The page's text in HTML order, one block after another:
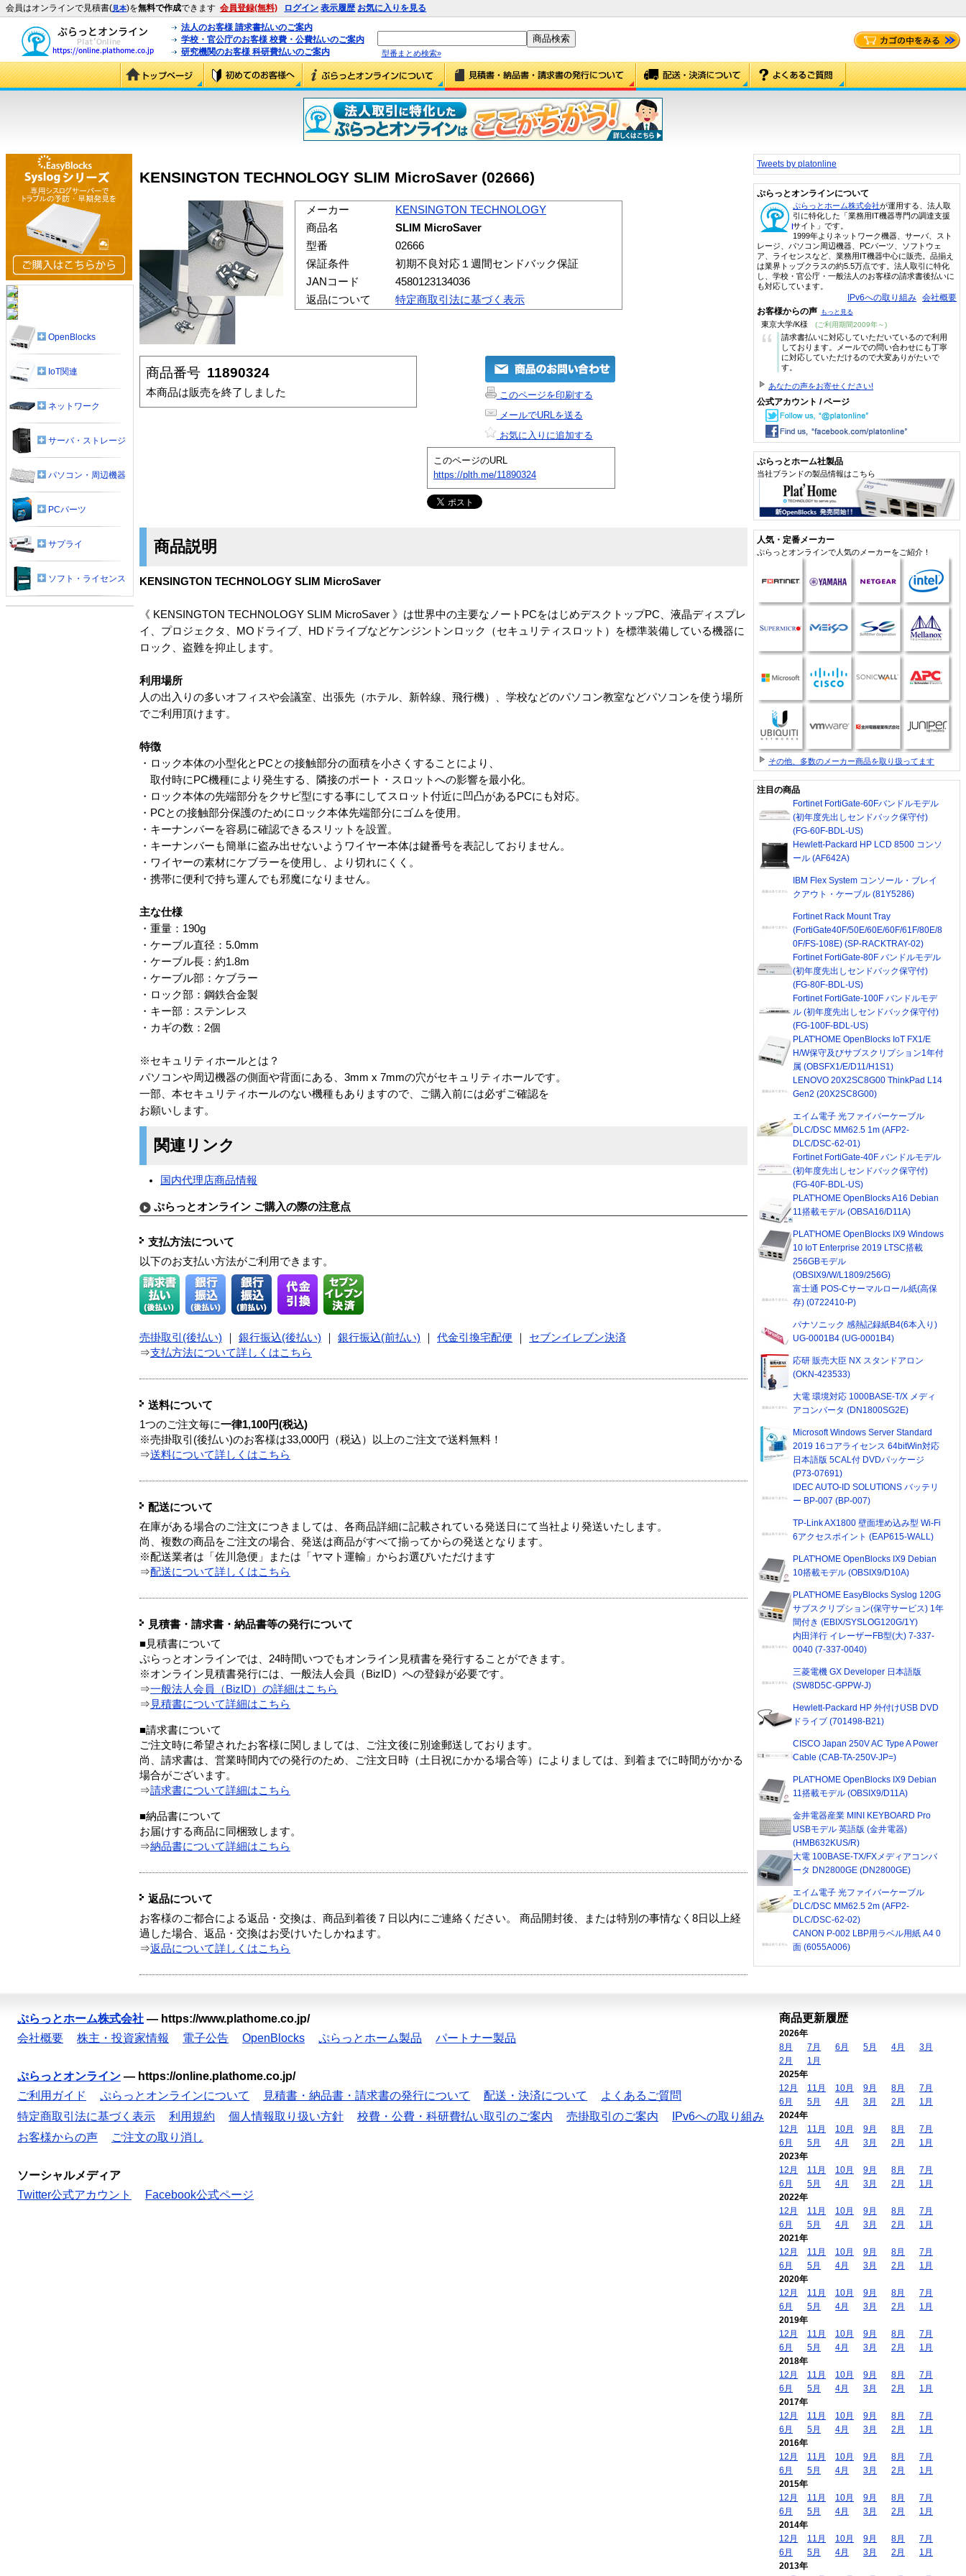
会員はオンラインで見積書(見本)を無料で作成できます 会員登録(無料) ログイン 表示履歴 お気に入りを見る
法人のお客様 請求書払いのご案内
学校・官公庁のお客様 校費・公費払いのご案内
研究機関のお客様 科研費払いのご案内
型番まとめ検索»
KENSINGTON TECHNOLOGY SLIM MicroSaver (02666)
メーカー
KENSINGTON TECHNOLOGY
商品名
SLIM MicroSaver
型番
02666
保証条件
初期不良対応１週間センドバック保証
JANコード
4580123134036
返品について
特定商取引法に基づく表示
商品番号 11890324
本商品は販売を終了しました
このページを印刷する
メールでURLを送る
お気に入りに追加する
このページのURL
https://plth.me/11890324
商品説明
KENSINGTON TECHNOLOGY SLIM MicroSaver
《 KENSINGTON TECHNOLOGY SLIM MicroSaver 》は世界中の主要なノートPCをはじめデスクトップPC、液晶ディスプレ
イ、プロジェクタ、MOドライブ、HDドライブなどケンジントンロック（セキュリティスロット）を標準装備している機器に
ロック、盗難を抑止します。
利用場所
人の出入りの多いオフィスや会議室、出張先（ホテル、新幹線、飛行機）、学校などのパソコン教室などパソコンを使う場所
でご利用頂けます。
特徴
・ロック本体の小型化とPCとの接触部分の面積を小さくすることにより、
取付時にPC機種により発生する、隣接のポート・スロットへの影響を最小化。
・ロック本体の先端部分をクサビ型にする事にしてスロット付近に凹凸があるPCにも対応。
・PCとの接触部分保護のためにロック本体先端部分にゴムを使用。
・キーナンバーを容易に確認できるスリットを設置。
・キーナンバーも簡単に盗み出せないようワイヤー本体は鍵番号を表記しておりません。
・ワイヤーの素材にケブラーを使用し、より切れにくく。
・携帯に便利で持ち運んでも邪魔になりません。
主な仕様
・重量：190g
・ケーブル直径：5.0mm
・ケーブル長：約1.8m
・ケーブル部：ケブラー
・ロック部：鋼鉄合金製
・キー部：ステンレス
・カギの数：2個
※セキュリティホールとは？
パソコンや周辺機器の側面や背面にある、3mm x 7mmの穴がセキュリティホールです。
一部、本セキュリティホールのない機種もありますので、ご購入前には必ずご確認を
お願いします。
関連リンク
国内代理店商品情報
ぷらっとオンライン ご購入の際の注意点
支払方法について
以下のお支払い方法がご利用できます。
売掛取引(後払い) 銀行振込(後払い) 銀行振込(前払い) 代金引換宅配便
セブンイレブン決済
⇒支払方法について詳しくはこちら
送料について
1つのご注文毎に一律1,100円(税込)
※売掛取引(後払い)のお客様は33,000円（税込）以上のご注文で送料無料！
⇒送料について詳しくはこちら
配送について
在庫がある場合のご注文につきましては、各商品詳細に記載されている発送日にて当社より発送いたします。
尚、複数の商品をご注文の場合、発送は商品がすべて揃ってからの発送となります。
※配送業者は「佐川急便」または「ヤマト運輸」からお選びいただけます
⇒配送について詳しくはこちら
見積書・請求書・納品書等の発行について
■見積書について
ぷらっとオンラインでは、24時間いつでもオンライン見積書を発行することができます。
※オンライン見積書発行には、一般法人会員（BizID）への登録が必要です。
⇒一般法人会員（BizID）の詳細はこちら
⇒ 見積書について詳細はこちら
■請求書について
ご注文時に希望されたお客様に関しましては、ご注文後に別途郵送しております。
尚、請求書は、営業時間内での発行のため、ご注文日時（土日祝にかかる場合等）によりましては、到着までに時間がかかる
場合がございます。
⇒請求書について詳細はこちら
■納品書について
お届けする商品に同梱致します。
⇒納品書について詳細はこちら
返品について
お客様のご都合による返品・交換は、商品到着後７日以内にご連絡ください。 商品開封後、または特別の事情なく8日以上経
過した場合、返品・交換はお受けいたしかねます。
⇒返品について詳しくはこちら
OpenBlocks
IoT関連
ネットワーク
サーバ・ストレージ
パソコン・周辺機器
PCパーツ
サプライ
ソフト・ライセンス
Tweets by platonline
ぷらっとオンラインについて
ぷらっとホーム株式会社が運用する、法人取
引に特化した「業務用IT機器専門の調達支援
サイト」です。
1999年よりネットワーク機器、サーバ、スト
レージ、パソコン周辺機器、PCパーツ、ソフトウェ
ア、ライセンスなど、業務用IT機器中心に販売。品揃え
は業界トップクラスの約5.5万点です。法人取引に特化
し、学校・官公庁・一般法人のお客様の請求書後払いに
も対応しています。
IPv6への取り組み 会社概要
お客様からの声 もっと見る
東京大学/K様 (ご利用期間2009年～)
“
請求書払いに対応していただいているので利用
しております。メールでの問い合わせにも丁寧
に対応していただけるので大変ありがたいで
す。
あなたの声をお寄せください!
公式アカウント / ページ
ぷらっとホーム社製品
当社ブランドの製品情報はこちら
人気・定番メーカー
ぷらっとオンラインで人気のメーカーをご紹介！
その他、多数のメーカー商品を取り扱ってます
注目の商品
Fortinet FortiGate-60Fバンドルモデル
(初年度先出しセンドバック保守付)
(FG-60F-BDL-US)
Hewlett-Packard HP LCD 8500 コンソ
ール (AF642A)
IBM Flex System コンソール・ブレイ
クアウト・ケーブル (81Y5286)
Fortinet Rack Mount Tray
(FortiGate40F/50E/60E/60F/61F/80E/8
0F/FS-108E) (SP-RACKTRAY-02)
Fortinet FortiGate-80F バンドルモデル
(初年度先出しセンドバック保守付)
(FG-80F-BDL-US)
Fortinet FortiGate-100F バンドルモデ
ル (初年度先出しセンドバック保守付)
(FG-100F-BDL-US)
PLAT'HOME OpenBlocks IoT FX1/E
H/W保守及びサブスクリプション1年付
属 (OBSFX1/E/D11/H1S1)
LENOVO 20X2SC8G00 ThinkPad L14
Gen2 (20X2SC8G00)
エイム電子 光ファイバーケーブル
DLC/DSC MM62.5 1m (AFP2-
DLC/DSC-62-01)
Fortinet FortiGate-40F バンドルモデル
(初年度先出しセンドバック保守付)
(FG-40F-BDL-US)
PLAT'HOME OpenBlocks A16 Debian
11搭載モデル (OBSA16/D11A)
PLAT'HOME OpenBlocks IX9 Windows
10 IoT Enterprise 2019 LTSC搭載
256GBモデル
(OBSIX9/W/L1809/256G)
富士通 POS-Cサーマルロール紙(高保
存) (0722410-P)
パナソニック 感熱記録紙B4(6本入り)
UG-0001B4 (UG-0001B4)
応研 販売大臣 NX スタンドアロン
(OKN-423533)
大電 環境対応 1000BASE-T/X メディ
アコンバータ (DN1800SG2E)
Microsoft Windows Server Standard
2019 16コアライセンス 64bitWin対応
日本語版 5CAL付 DVDパッケージ
(P73-07691)
IDEC AUTO-ID SOLUTIONS バッテリ
ー BP-007 (BP-007)
TP-Link AX1800 壁面埋め込み型 Wi-Fi
6アクセスポイント (EAP615-WALL)
PLAT'HOME OpenBlocks IX9 Debian
10搭載モデル (OBSIX9/D10A)
PLAT'HOME EasyBlocks Syslog 120G
サブスクリプション(保守サービス) 1年
間付き (EBIX/SYSLOG120G/1Y)
内田洋行 イレーザーFB型(大) 7-337-
0040 (7-337-0040)
三菱電機 GX Developer 日本語版
(SW8D5C-GPPW-J)
Hewlett-Packard HP 外付けUSB DVD
ドライブ (701498-B21)
CISCO Japan 250V AC Type A Power
Cable (CAB-TA-250V-JP=)
PLAT'HOME OpenBlocks IX9 Debian
11搭載モデル (OBSIX9/D11A)
金井電器産業 MINI KEYBOARD Pro
USBモデル 英語版 (金井電器)
(HMB632KUS/R)
大電 100BASE-TX/FXメディアコンバ
ータ DN2800GE (DN2800GE)
エイム電子 光ファイバーケーブル
DLC/DSC MM62.5 2m (AFP2-
DLC/DSC-62-02)
CANON P-002 LBP用ラベル用紙 A4 0
面 (6055A006)
ぷらっとホーム株式会社 — https://www.plathome.co.jp/
会社概要
株主・投資家情報 電子公告 OpenBlocks ぷらっとホーム製品 パートナー製品
ぷらっとオンライン — https://online.plathome.co.jp/
ご利用ガイド
ぷらっとオンラインについて 見積書・納品書・請求書の発行について 配送・決済について
よくあるご質問
特定商取引法に基づく表示
利用規約 個人情報取り扱い方針 校費・公費・科研費払い取引のご案内 売掛取引のご案内
IPv6への取り組み
お客様からの声
ご注文の取り消し
ソーシャルメディア
Twitter公式アカウント
Facebook公式ページ
商品更新履歴
2026年
8月
7月 6月 5月 4月
3月
2月
1月
2025年
12月
11月 10月 9月 8月
7月
6月
5月 4月 3月 2月
1月
2024年
12月
11月 10月 9月 8月
7月
6月
5月 4月 3月 2月
1月
2023年
12月
11月 10月 9月 8月
7月
6月
5月 4月 3月 2月
1月
2022年
12月
11月 10月 9月 8月
7月
6月
5月 4月 3月 2月
1月
2021年
12月
11月 10月 9月 8月
7月
6月
5月 4月 3月 2月
1月
2020年
12月
11月 10月 9月 8月
7月
6月
5月 4月 3月 2月
1月
2019年
12月
11月 10月 9月 8月
7月
6月
5月 4月 3月 2月
1月
2018年
12月
11月 10月 9月 8月
7月
6月
5月 4月 3月 2月
1月
2017年
12月
11月 10月 9月 8月
7月
6月
5月 4月 3月 2月
1月
2016年
12月
11月 10月 9月 8月
7月
6月
5月 4月 3月 2月
1月
2015年
12月
11月 10月 9月 8月
7月
6月
5月 4月 3月 2月
1月
2014年
12月
11月 10月 9月 8月
7月
6月
5月 4月 3月 2月
1月
2013年